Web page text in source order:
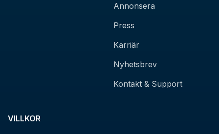
Annonsera
Press
Karriär
Nyhetsbrev
Kontakt & Support
VILLKOR